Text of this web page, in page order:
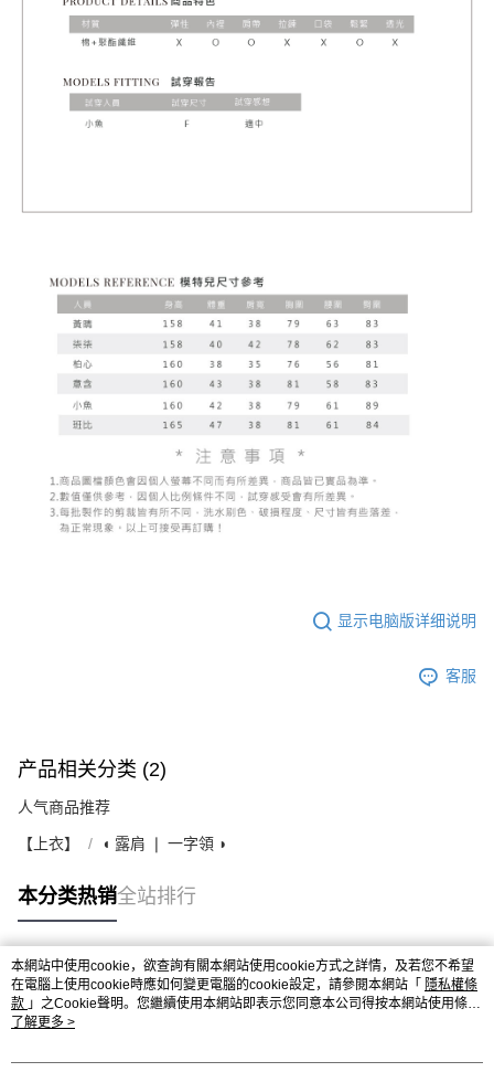
显示电脑版详细说明
客服
产品相关分类 (2)
人气商品推荐
【上衣】 ◖ 露肩 ❘ 一字領 ◗
本分类热销全站排行
热门标签
本網站中使用cookie，欲查詢有關本網站使用cookie方式之詳情，及若您不希望
在電腦上使用cookie時應如何變更電腦的cookie設定，請參閱本網站「 隱私權條
款 」之Cookie聲明。您繼續使用本網站即表示您同意本公司得按本網站使用條款
之Cookie聲明使用cookie。
了解更多 >